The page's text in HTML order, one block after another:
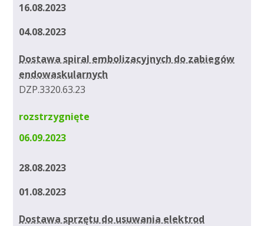
16.08.2023
04.08.2023
Dostawa spiral embolizacyjnych do zabiegów
endowaskularnych
DZP.3320.63.23
rozstrzygnięte
06.09.2023
28.08.2023
01.08.2023
Dostawa sprzętu do usuwania elektrod